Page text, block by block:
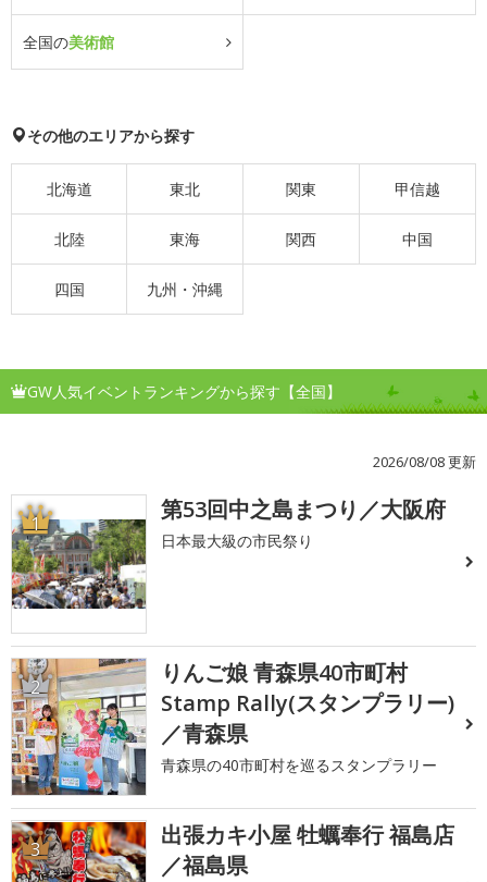
全国の美術館
その他のエリアから探す
北海道 東北 関東 甲信越
北陸 東海 関西 中国
四国 九州・沖縄
GW人気イベントランキングから探す【全国】
2026/08/08 更新
1 第53回中之島まつり／大阪府
日本最大級の市民祭り
2
りんご娘 青森県40市町村
Stamp Rally(スタンプラリー)
／青森県
青森県の40市町村を巡るスタンプラリー
3
出張カキ小屋 牡蠣奉行 福島店
／福島県